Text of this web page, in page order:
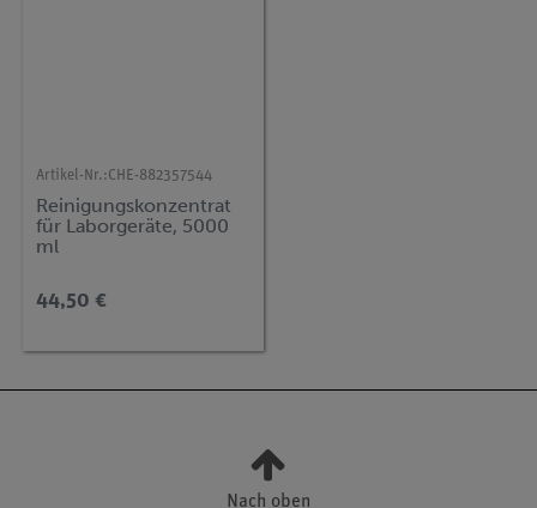
Artikel-Nr.:CHE-882357544
Reinigungskonzentrat
für Laborgeräte, 5000
ml
44,50 €
Nach oben